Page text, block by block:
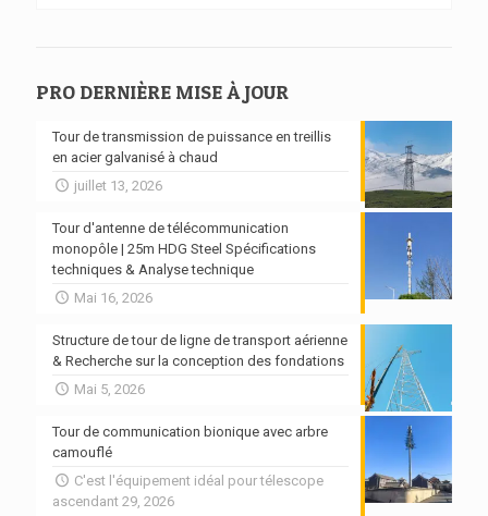
PRO DERNIÈRE MISE À JOUR
Tour de transmission de puissance en treillis
en acier galvanisé à chaud
juillet 13, 2026
Tour d'antenne de télécommunication
monopôle | 25m HDG Steel Spécifications
techniques & Analyse technique
Mai 16, 2026
Structure de tour de ligne de transport aérienne
& Recherche sur la conception des fondations
Mai 5, 2026
Tour de communication bionique avec arbre
camouflé
C'est l'équipement idéal pour télescope
ascendant 29, 2026